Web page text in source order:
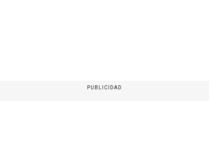
PUBLICIDAD